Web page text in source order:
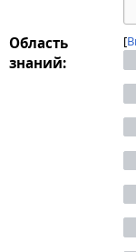
Область
знаний: